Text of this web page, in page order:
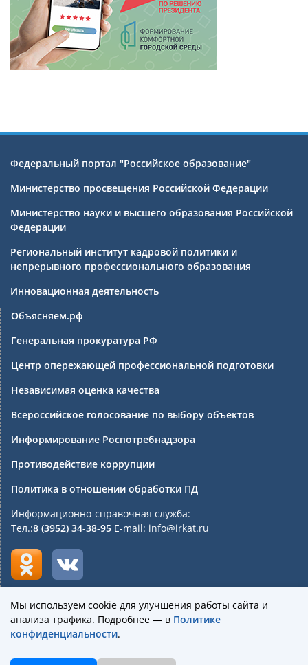
Федеральный портал "Российское образование"
Министерство просвещения Российской Федерации
Министерство науки и высшего образования Российской
Федерации
Региональный институт кадровой политики и
непрерывного профессионального образования
Инновационная деятельность
Объясняем.рф
Генеральная прокуратура РФ
Центр опережающей профессиональной подготовки
Независимая оценка качества
Всероссийское голосование по выбору объектов
Информирование Роспотребнадзора
Противодействие коррупции
Политика в отношении обработки ПД
Информационно-справочная служба:
Тел.:8 (3952) 34-38-95 E-mail: info@irkat.ru
Государственное бюджетное профессиональное
«Иркутский авиационный техникум»
Мы используем cookie для улучшения работы сайта и
анализа трафика. Подробнее — в Политике
конфиденциальности.